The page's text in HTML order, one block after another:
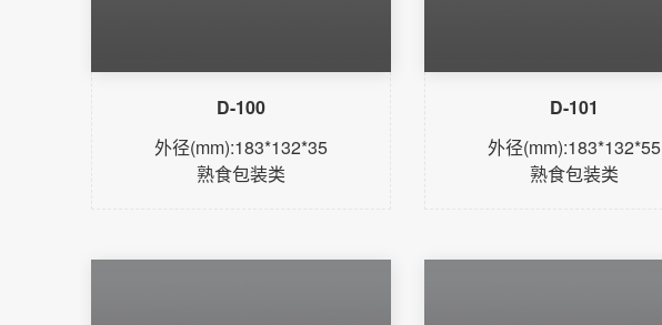
D-100
外径(mm):183*132*35
熟食包装类
D-101
外径(mm):183*132*55
熟食包装类